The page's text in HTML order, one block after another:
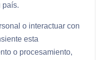
país.
o interactuar con
esta
o procesamiento,